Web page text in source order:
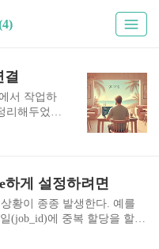
결
서 작업하
리해두었
베이스
정이다.(참
브랜치: ht
and-d
처 기본Go
하게 설정하려면
황이 종종 발생한다. 예를
(job_id)에 중복 할당을 할
미지(image_id)에 중복이 있